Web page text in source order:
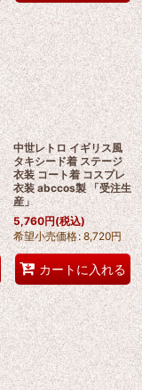
中世レトロ イギリス風
タキシード着 ステージ
衣装 コート着 コスプレ
衣装 abccos製 「受注生
産」
5,760円(税込)
希望小売価格: 8,720円
カートに入れる